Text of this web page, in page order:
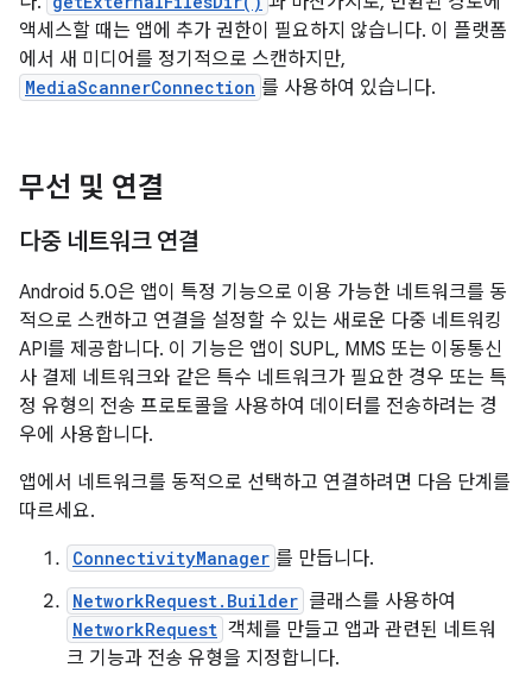
액세스할 때는 앱에 추가 권한이 필요하지 않습니다. 이 플랫폼
에서 새 미디어를 정기적으로 스캔하지만,
MediaScannerConnection 를 사용하여 있습니다.
무선 및 연결
다중 네트워크 연결
Android 5.0은 앱이 특정 기능으로 이용 가능한 네트워크를 동
적으로 스캔하고 연결을 설정할 수 있는 새로운 다중 네트워킹
API를 제공합니다. 이 기능은 앱이 SUPL, MMS 또는 이동통신
사 결제 네트워크와 같은 특수 네트워크가 필요한 경우 또는 특
정 유형의 전송 프로토콜을 사용하여 데이터를 전송하려는 경
우에 사용합니다.
앱에서 네트워크를 동적으로 선택하고 연결하려면 다음 단계를
따르세요.
ConnectivityManager 를 만듭니다.
NetworkRequest.Builder 클래스를 사용하여
NetworkRequest 객체를 만들고 앱과 관련된 네트워
크 기능과 전송 유형을 지정합니다.